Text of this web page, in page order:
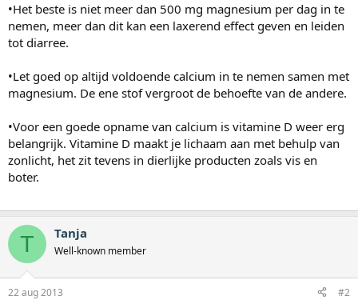
•Het beste is niet meer dan 500 mg magnesium per dag in te
nemen, meer dan dit kan een laxerend effect geven en leiden
tot diarree.
•Let goed op altijd voldoende calcium in te nemen samen met
magnesium. De ene stof vergroot de behoefte van de andere.
•Voor een goede opname van calcium is vitamine D weer erg
belangrijk. Vitamine D maakt je lichaam aan met behulp van
zonlicht, het zit tevens in dierlijke producten zoals vis en
boter.
T Tanja
Well-known member
22 aug 2013 #2